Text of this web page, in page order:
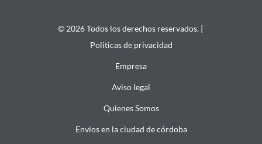
© 2026 Todos los derechos reservados. |
Politicas de privacidad
Empresa
Aviso legal
Quienes Somos
Envios en la ciudad de córdoba